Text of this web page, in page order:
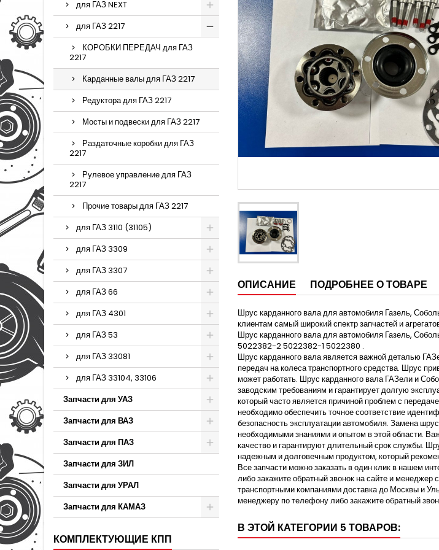
для ГАЗ NEXT
для ГАЗ 2217
КОРОБКИ ПЕРЕДАЧ для ГАЗ
2217
Карданные валы для ГАЗ 2217
Редуктора для ГАЗ 2217
Мосты и подвески для ГАЗ 2217
Раздаточные коробки для ГАЗ
2217
Рулевое управление для ГАЗ
2217
Прочие товары для ГАЗ 2217
для ГАЗ 3110 (31105)
для ГАЗ 3309
для ГАЗ 3307
для ГАЗ 66
для ГАЗ 4301
для ГАЗ 53
для ГАЗ 33081
для ГАЗ 33104, 33106
Запчасти для УАЗ
Запчасти для ВАЗ
Запчасти для ПАЗ
Запчасти для ЗИЛ
Запчасти для УРАЛ
Запчасти для КАМАЗ
КОМПЛЕКТУЮЩИЕ КПП
ОПИСАНИЕ ПОДРОБНЕЕ О ТОВАРЕ
Шрус карданного вала для автомобиля Газель,
клиентам самый широкий спектр запчастей и
Шрус карданного вала для автомобиля Газель,
5022382-2 5022382-1 5022380 .
Шрус карданного вала является важной деталью
передач на колеса транспортного средства. Шрус
может работать. Шрус карданного вала ГАЗели и
заводским требованиям и гарантирует долгую
который часто является причиной проблем с
необходимо обеспечить точное соответствие
безопасность эксплуатации автомобиля. Замена
необходимыми знаниями и опытом в этой области.
качество и гарантируют длительный срок службы.
надежным и долговечным продуктом, который
Все запчасти можно заказать в один клик в нашем
либо закажите обратный звонок на сайте и
транспортными компаниями доставка до Москвы и
менеджеру по телефону либо закажите обратный
В ЭТОЙ КАТЕГОРИИ 5 ТОВАРОВ: